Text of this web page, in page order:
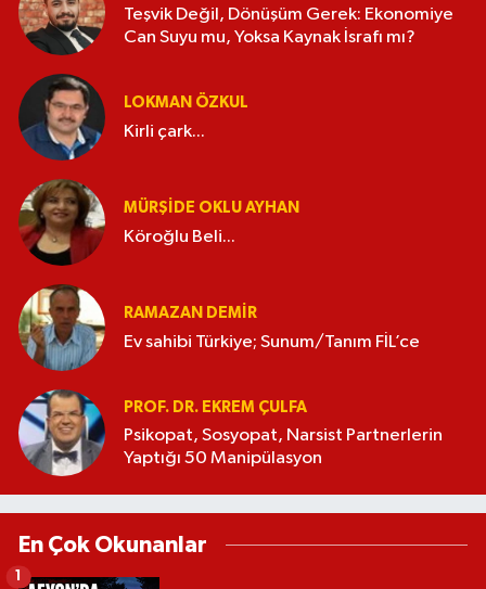
Teşvik Değil, Dönüşüm Gerek: Ekonomiye
Can Suyu mu, Yoksa Kaynak İsrafı mı?
LOKMAN ÖZKUL
Kirli çark...
MÜRŞIDE OKLU AYHAN
Köroğlu Beli...
RAMAZAN DEMİR
Ev sahibi Türkiye; Sunum/Tanım FİL’ce
PROF. DR. EKREM ÇULFA
Psikopat, Sosyopat, Narsist Partnerlerin
Yaptığı 50 Manipülasyon
En Çok Okunanlar
1